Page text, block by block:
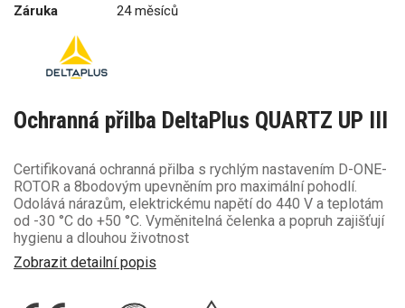
Záruka
24 měsíců
Ochranná přilba DeltaPlus QUARTZ UP III
Certifikovaná ochranná přilba s rychlým nastavením D-ONE-
ROTOR a 8bodovým upevněním pro maximální pohodlí.
Odolává nárazům, elektrickému napětí do 440 V a teplotám
od -30 °C do +50 °C. Vyměnitelná čelenka a popruh zajišťují
hygienu a dlouhou životnost
Zobrazit detailní popis